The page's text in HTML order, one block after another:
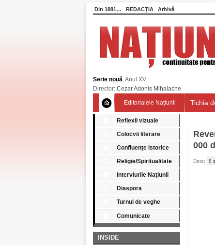
Din 1881… REDACȚIA Arhivă
Serie nouă, Anul XV
Director: Cezar Adonis Mihalache
Editorialele Națiunii Tichia
Reflexii vizuale
Colocvii literare
Confluenţe istorice
Religie/Spiritualitate
Interviurile Naţiunii
Diaspora
Turnul de veghe
Comunicate
INSIDE
000
Data: 8